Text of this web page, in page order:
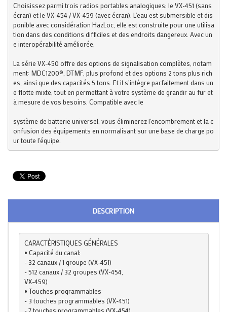
Choisissez parmi trois radios portables analogiques: le VX-451 (sans
écran) et le VX-454 / VX-459 (avec écran). L’eau est submersible et dis
ponible avec considération HazLoc, elle est construite pour une utilisa
tion dans des conditions difficiles et des endroits dangereux. Avec un
e interopérabilité améliorée,
La série VX-450 offre des options de signalisation complètes, notam
ment: MDC1200®, DTMF, plus profond et des options 2 tons plus rich
es, ainsi que des capacités 5 tons. Et il s’intègre parfaitement dans un
e flotte mixte, tout en permettant à votre système de grandir au fur et
à mesure de vos besoins. Compatible avec le
système de batterie universel, vous éliminerez l'encombrement et la c
onfusion des équipements en normalisant sur une base de charge po
ur toute l'équipe.
DESCRIPTION
CARACTÉRISTIQUES GÉNÉRALES
• Capacité du canal:
- 32 canaux / 1 groupe (VX-451)
- 512 canaux / 32 groupes (VX-454,
VX-459)
• Touches programmables:
- 3 touches programmables (VX-451)
- 7 touches programmables (VX-454)